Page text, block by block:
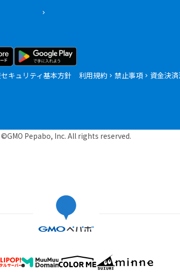
キュリティ基本方針 利用規約 禁止事項 資金決
©GMO Pepabo, Inc. All rights reserved.